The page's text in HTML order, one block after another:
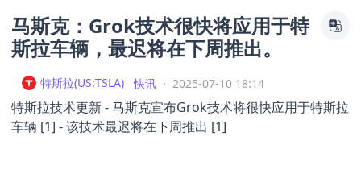
马斯克：Grok技术很快将应用于特
斯拉车辆，最迟将在下周推出。
特斯拉(US:TSLA) 快讯 · 2025-07-10 18:14
特斯拉技术更新 - 马斯克宣布Grok技术将很快应用于特斯拉
车辆 [1] - 该技术最迟将在下周推出 [1]